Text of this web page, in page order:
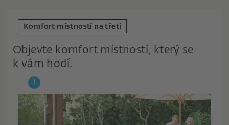
Komfort místností na třetí
Objevte komfort místností, který se
k vám hodí.